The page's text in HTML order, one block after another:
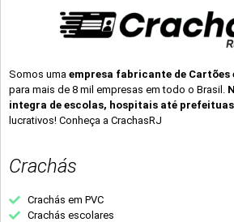
Somos uma empresa fabricante de Cartões
para mais de 8 mil empresas em todo o Brasil.
integra de escolas, hospitais até prefeituas
lucrativos! Conheça a CrachasRJ
Crachás
Crachás em PVC
Crachás escolares